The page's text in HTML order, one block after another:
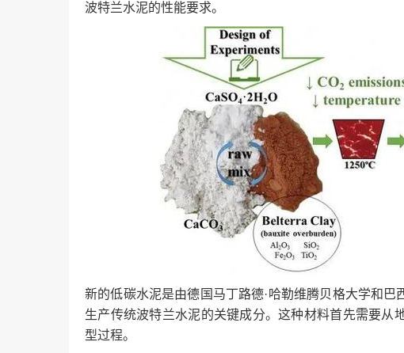
波特兰水泥的性能要求。
新的低碳水泥是由德国马丁路德·哈勒维腾贝格大学和
生产传统波特兰水泥的关键成分。这种材料首先需要
型过程。